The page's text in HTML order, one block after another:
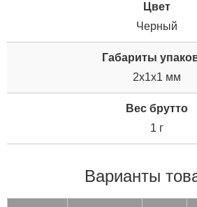
Цвет
Черный
Габариты
2x1x1 мм
Вес брутто
1 г
Варианты